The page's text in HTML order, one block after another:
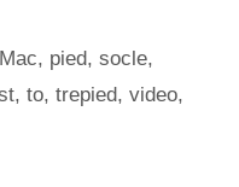
Mac, pied,socle,
, to, trepied, video,